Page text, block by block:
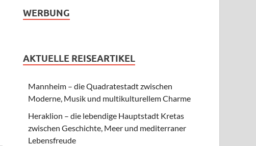
WERBUNG
AKTUELLE REISEARTIKEL
Mannheim – die Quadratestadt zwischen
Moderne, Musik und multikulturellem Charme
Heraklion – die lebendige Hauptstadt Kretas
zwischen Geschichte, Meer und mediterraner
Lebensfreude